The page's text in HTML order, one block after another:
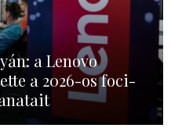
a Lenovo
a 2026-os foci-